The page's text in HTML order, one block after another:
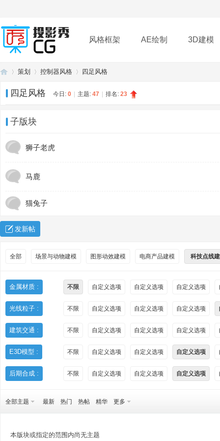
风格框架 AE绘制 3D建模
插件 帮助 下载
策划 控制器风格 四足风格
四足风格 今日: 0 主题: 47 排名: 23
子版块
狮子老虎
马鹿
猫兔子
发新帖
全部 场景与动物建模 图形动效建模 电商产品建模 科技点线
金属材质 : 不限 自定义选项 自定义选项 自定义选项
光线粒子 : 不限 自定义选项 自定义选项 自定义选项
建筑交通 : 不限 自定义选项 自定义选项 自定义选项
E3D模型 : 不限 自定义选项 自定义选项 自定义选项
后期合成 : 不限 自定义选项 自定义选项 自定义选项
全部主题 最新 热门 热帖 精华 更多
本版块或指定的范围内尚无主题